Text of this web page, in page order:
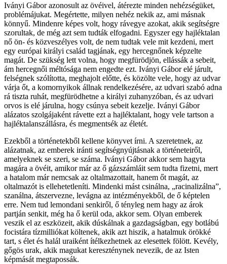
Iványi Gábor azonosult az övéivel, átérezte minden nehézségüket,
problémájukat. Megértette, milyen nehéz nekik az, ami másnak
könnyű. Mindenre képes volt, hogy rávegye azokat, akik segítségre
szorultak, de még azt sem tudták elfogadni. Egyszer egy hajléktalan
nő ön- és közveszélyes volt, de nem tudtak vele mit kezdeni, mert
egy európai királyi család tagjának, egy hercegnőnek képzelte
magát. De szükség lett volna, hogy megfürödjön, ellássák a sebeit,
ám hercegnői méltósága nem engedte ezt. Iványi Gábor elé járult,
felségnek szólította, meghajolt előtte, és közölte vele, hogy az udvar
várja őt, a komornyikok állnak rendelkezésére, az udvari szabó adna
rá tiszta ruhát, megfürödhetne a királyi zuhanyzóban, és az udvari
orvos is elé járulna, hogy csúnya sebeit kezelje. Iványi Gábor
alázatos szolgájaként rávette ezt a hajléktalant, hogy vele tartson a
hajléktalanszállásra, és megmentsék az életét.
Ezekből a történetekből kellene könyvet írni. A szeretetnek, az
alázatnak, az emberek iránti segítségnyújtásnak a történeteiről,
amelyeknek se szeri, se száma. Iványi Gábor akkor sem hagyta
magára a övéit, amikor már az ő gázszámláit sem tudta fizetni, mert
a hatalom már nemcsak az oltalmazottait, hanem őt magát, az
oltalmazót is ellehetetleníti. Mindenki mást csinálna, „racinalizálna”,
szanálna, átszervezne, levágna az intézményekből, de ő képtelen
erre. Nem tud lemondani senkiről, ő tényleg nem hagy az árok
partján senkit, még ha ő kerül oda, akkor sem. Olyan emberek
veszik el az eszközeit, akik dúskálnak a gazdagságban, egy botlábú
focistára tízmilliókat költenek, akik azt hiszik, a hatalmuk örökké
tart, s élet és halál uraiként ítélkezhetnek az elesettek fölött. Kevély,
gőgös urak, akik magukat kereszténynek nevezik, de az Isten
képmását megtapossák.